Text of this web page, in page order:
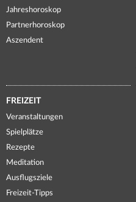
Jahreshoroskop
Partnerhoroskop
Aszendent
FREIZEIT
Veranstaltungen
Spielplätze
Rezepte
Meditation
Ausflugsziele
Freizeit-Tipps